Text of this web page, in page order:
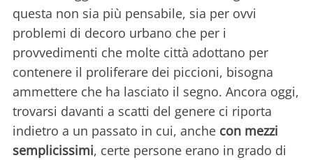
questa non sia più pensabile, sia per ovvi
problemi di decoro urbano che per i
provvedimenti che molte città adottano per
contenere il proliferare dei piccioni, bisogna
ammettere che ha lasciato il segno. Ancora oggi,
trovarsi davanti a scatti del genere ci riporta
indietro a un passato in cui, anche con mezzi
semplicissimi, certe persone erano in grado di